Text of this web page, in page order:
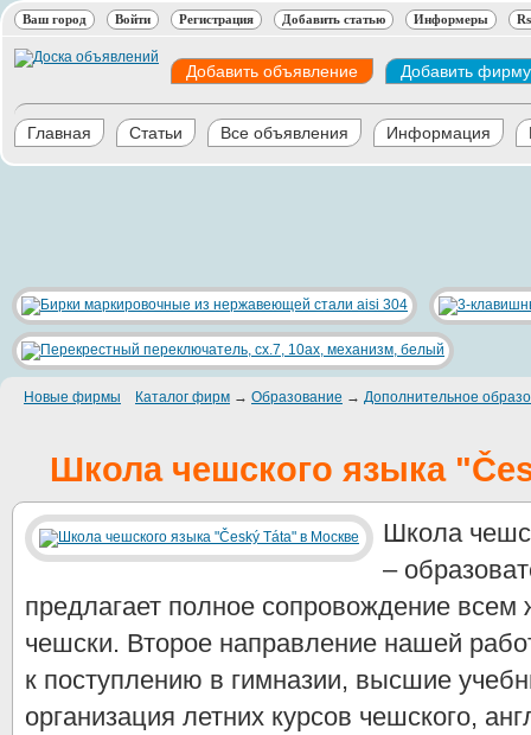
Ваш город Войти Регистрация Добавить статью Информеры
Добавить объявление Добавить фирму
Главная Статьи Все объявления Информация
Новые фирмы Каталог фирм → Образование → Дополнительное
Школа чешского языка
Школа
–
предлагает полное сопровождение
чешски. Второе направление нашей
к поступлению в гимназии, высшие
организация летних курсов чешского,